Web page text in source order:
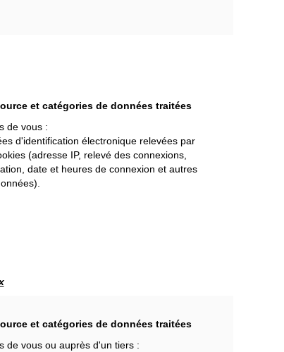
et catégories de données traitées
de vous :
d'identification électronique relevées par
(adresse IP, relevé des connexions,
date et heures de connexion et autres
et catégories de données traitées
de vous ou auprès d'un tiers :